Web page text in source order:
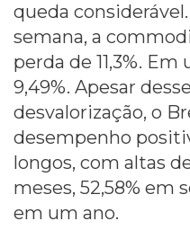
queda
semana, a
perda de 11,3%.
9,49%. Apesar
desvalorização, o
desempenho
longos, com altas
meses, 52,58% em
em um ano.